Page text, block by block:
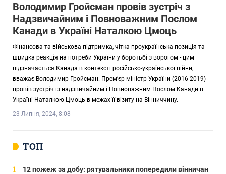
Володимир Гройсман провів зустріч з
Надзвичайним і Повноважним Послом
Канади в Україні Наталкою Цмоць
Фінансова та військова підтримка, чітка проукраїнська позиція та
швидка реакція на потреби України у боротьбі з ворогом - цим
відзначається Канада в контексті російсько-української війни,
вважає Володимир Гройсман. Премʼєр-міністр України (2016-2019)
провів зустріч із надзвичайним і Повноважним Послом Канади в
Україні Наталкою Цмоць в межах її візиту на Вінниччину.
23 Липня, 2024, 8:08
ТОП
12 пожеж за добу: рятувальники попередили вінничан